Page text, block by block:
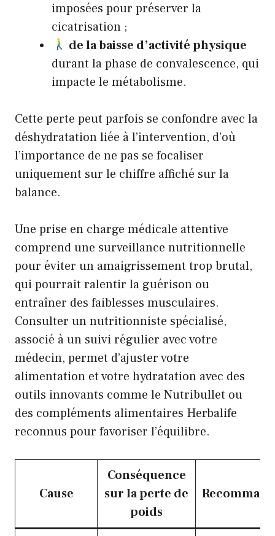
imposées pour préserver la
cicatrisation ;
de la baisse d’activité physique
durant la phase de convalescence, qui
impacte le métabolisme.
Cette perte peut parfois se confondre avec la
déshydratation liée à l’intervention, d’où
l’importance de ne pas se focaliser
uniquement sur le chiffre affiché sur la
balance.
Une prise en charge médicale attentive
comprend une surveillance nutritionnelle
pour éviter un amaigrissement trop brutal,
qui pourrait ralentir la guérison ou
entraîner des faiblesses musculaires.
Consulter un nutritionniste spécialisé,
associé à un suivi régulier avec votre
médecin, permet d’ajuster votre
alimentation et votre hydratation avec des
outils innovants comme le Nutribullet ou
des compléments alimentaires Herbalife
reconnus pour favoriser l’équilibre.
Cause
Conséquence
sur la perte de
poids